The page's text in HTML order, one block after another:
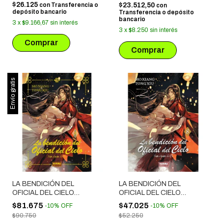
$26.125 con Transferencia o
depósito bancario
3 x $9.166,67 sin interés
$23.512,50 con
Transferencia o depósito
bancario
3 x $8.250 sin interés
Envío gratis
LA BENDICIÓN DEL
OFICIAL DEL CIELO
NOVELA # 08 EDICION
ESPECIAL
$81.675 -10% OFF
$90.750
LA BENDICIÓN DEL
OFICIAL DEL CIELO
NOVELA # 08
$47.025 -10% OFF
$52.250